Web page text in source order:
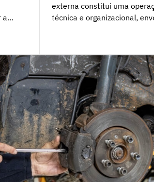
a
de
externa constitui uma
técnica e organizacional,
destinados a assegurar a
validade dos resultados.